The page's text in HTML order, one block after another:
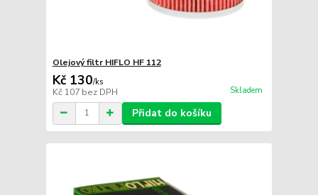
Olejový filtr HIFLO HF 112
Kč 130/ks
Kč 107 bez DPH Skladem
Přidat do košíku